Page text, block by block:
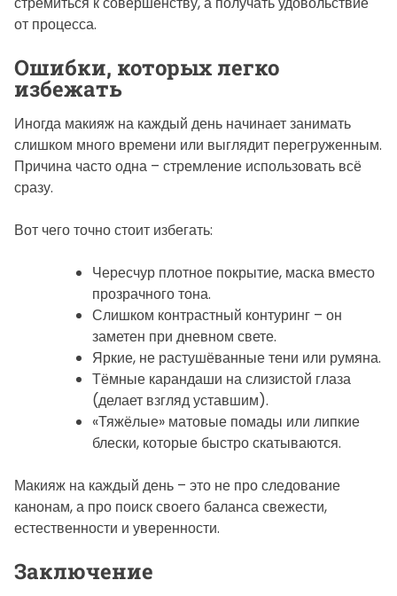
от процесса.
Ошибки, которых легко
избежать
Иногда макияж на каждый день начинает занимать
слишком много времени или выглядит перегруженным.
Причина часто одна – стремление использовать всё
сразу.
Вот чего точно стоит избегать:
Чересчур плотное покрытие, маска вместо
прозрачного тона.
Слишком контрастный контуринг – он
заметен при дневном свете.
Яркие, не растушёванные тени или румяна.
Тёмные карандаши на слизистой глаза
(делает взгляд уставшим).
«Тяжёлые» матовые помады или липкие
блески, которые быстро скатываются.
Макияж на каждый день – это не про следование
канонам, а про поиск своего баланса свежести,
естественности и уверенности.
Заключение